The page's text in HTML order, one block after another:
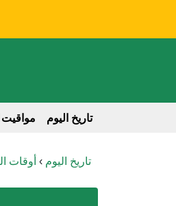
تاريخ اليوم مواقيت
تاريخ اليوم › أوقات